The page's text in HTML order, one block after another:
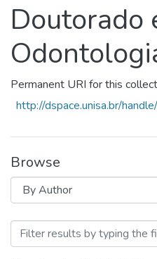
Library
Periodicals
Doutorado
Permanent URI for this
http://dspace.unisa.br/
Browse
Browsing